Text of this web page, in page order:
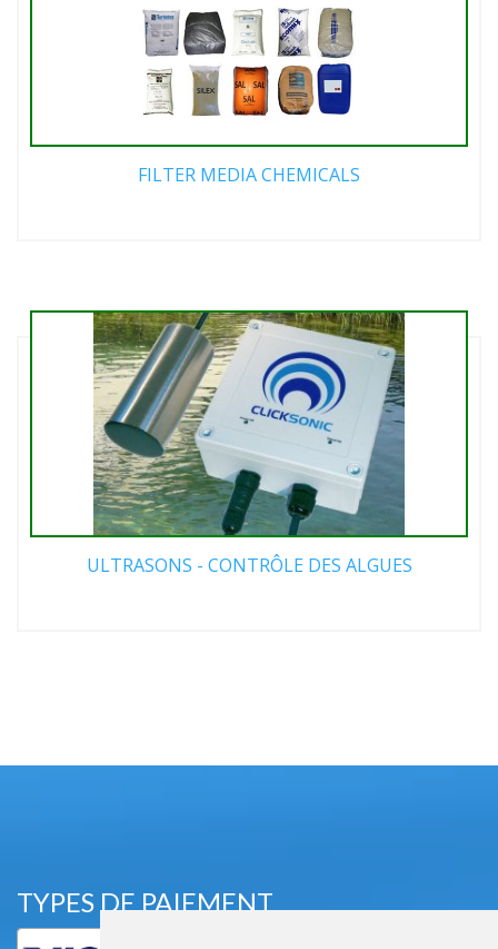
FILTER MEDIA CHEMICALS
ULTRASONS - CONTRÔLE DES ALGUES
TYPES DE PAIEMENT